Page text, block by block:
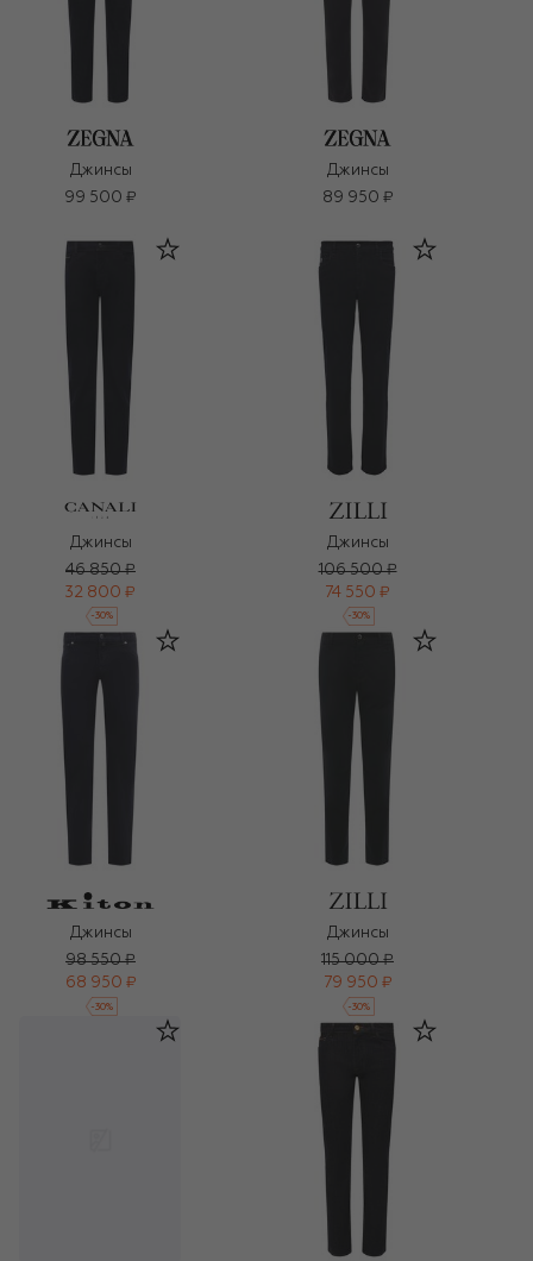
Джинсы
99 500 ₽
Джинсы
89 950 ₽
Джинсы
46 850 ₽
32 800 ₽
-30%
Джинсы
106 500 ₽
74 550 ₽
-30%
Джинсы
98 550 ₽
68 950 ₽
-30%
Джинсы
115 000 ₽
79 950 ₽
-30%